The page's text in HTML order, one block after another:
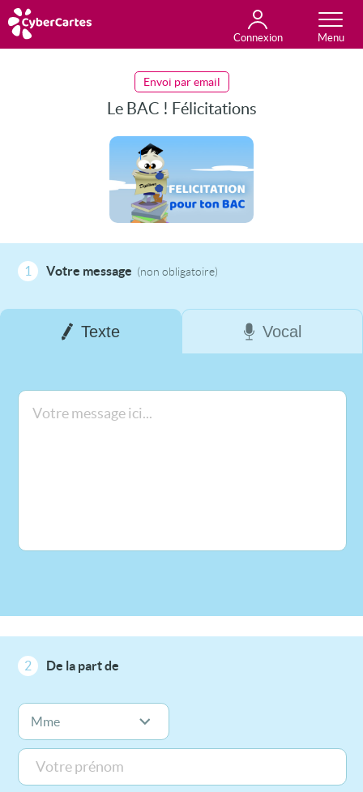
Connexion
Toutes les cartes
Envoi par email
Le BAC ! Félicitations
1 Votre message (non obligatoire)
Texte Vocal
2 De la part de